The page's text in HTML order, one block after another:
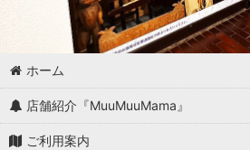
ホーム
店舗紹介『MuuMuuMama』
ご利用案内